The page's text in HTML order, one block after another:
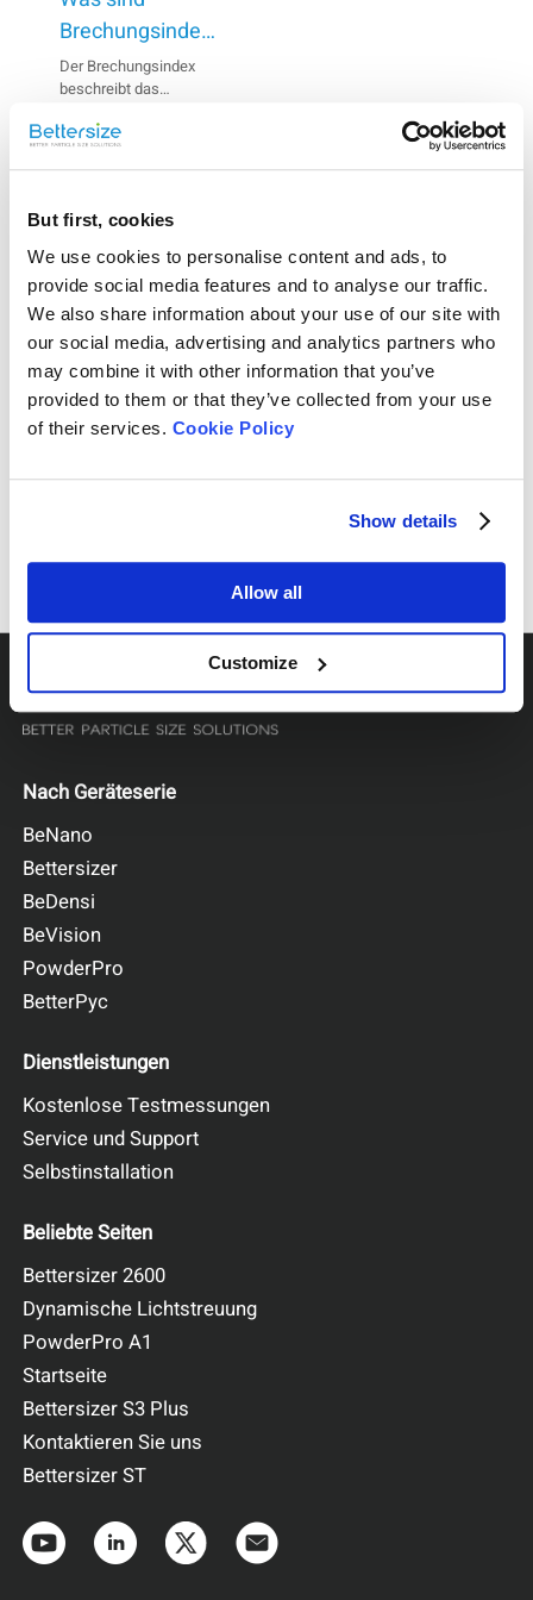
But first, cookies
We use cookies to personalise content and ads, to
provide social media features and to analyse our traffic.
We also share information about your use of our site with
our social media, advertising and analytics partners who
may combine it with other information that you’ve
provided to them or that they’ve collected from your use
of their services. Cookie Policy
Show details
Allow all
Customize
Die
Hintergrundmessung
setzt sich aus
optischen und
zusammen.
Brechungsindex
und
Absorptionskoeffizient?
Der Brechungsindex
beschreibt das
Lichtstrahlen beim
Absorptionskoeffizient
ist ein Maß für das
Eindringen von
Lichtstrahlen in ein
Material.
Welche Faktoren
beeinflussen
Hintergrund?
anormale
unterschiedlich. Um
anormale
Hintergrundsignale
auszuschließen, sollten
zunächst die
Probenzelle, dann die
Laserquelle und das
Objektiv und
Rate this
article
Share
Nach Geräteserie
BeNano
Bettersizer
BeDensi
BeVision
PowderPro
BetterPyc
Dienstleistungen
Kostenlose Testmessungen
Service und Support
Selbstinstallation
Beliebte Seiten
Bettersizer 2600
Dynamische Lichtstreuung
PowderPro A1
Startseite
Bettersizer S3 Plus
Kontaktieren Sie uns
Bettersizer ST